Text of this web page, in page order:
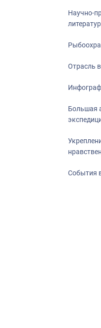
Научно-
Отрасль
Большая
События